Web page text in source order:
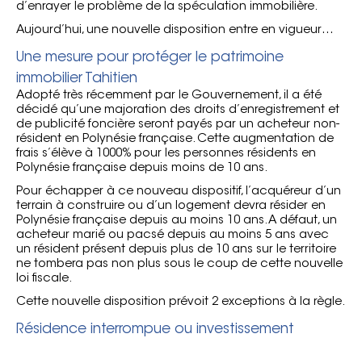
d’enrayer le problème de la spéculation immobilière.
Aujourd’hui, une nouvelle disposition entre en vigueur…
Une mesure pour protéger le patrimoine
immobilier Tahitien
Adopté très récemment par le Gouvernement, il a été
décidé qu’une majoration des droits d’enregistrement et
de publicité foncière seront payés par un acheteur non-
résident en Polynésie française. Cette augmentation de
frais s’élève à 1000% pour les personnes résidents en
Polynésie française depuis moins de 10 ans.
Pour échapper à ce nouveau dispositif, l’acquéreur d’un
terrain à construire ou d’un logement devra résider en
Polynésie française depuis au moins 10 ans. A défaut, un
acheteur marié ou pacsé depuis au moins 5 ans avec
un résident présent depuis plus de 10 ans sur le territoire
ne tombera pas non plus sous le coup de cette nouvelle
loi fiscale.
Cette nouvelle disposition prévoit 2 exceptions à la règle.
Résidence interrompue ou investissement